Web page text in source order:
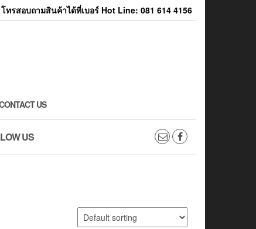
โทรสอบถามสินค้าได้ที่เบอร์ Hot Line: 081 614 4156
US
US